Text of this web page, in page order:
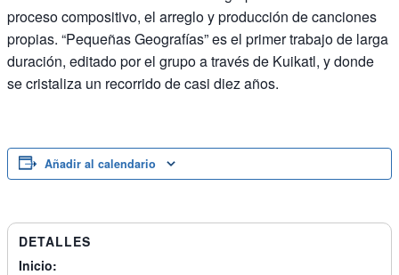
proceso compositivo, el arreglo y producción de canciones
propias. “Pequeñas Geografías” es el primer trabajo de larga
duración, editado por el grupo a través de Kuikatl, y donde
se cristaliza un recorrido de casi diez años.
Añadir al calendario
DETALLES
Inicio: